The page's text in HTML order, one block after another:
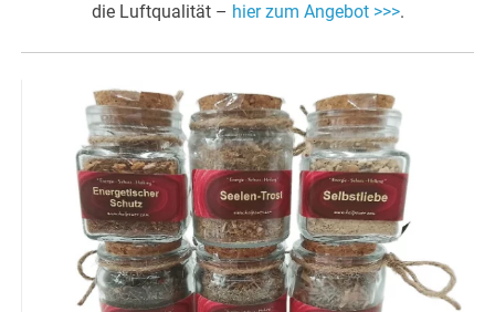
die Luftqualität – hier zum Angebot >>>.